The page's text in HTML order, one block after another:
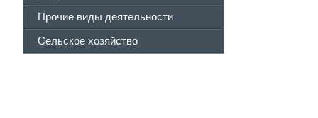
Прочие виды деятельности
Сельское хозяйство